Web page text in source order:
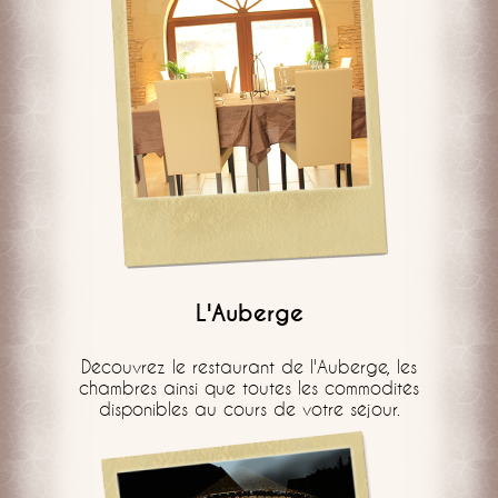
L'Auberge
Découvrez le restaurant de l'Auberge, les
chambres ainsi que toutes les commodités
disponibles au cours de votre séjour.